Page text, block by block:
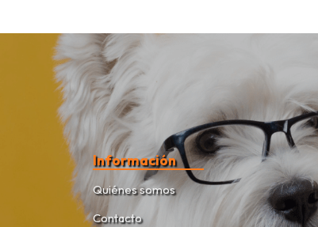
Información
Quiénes somos
Contacto